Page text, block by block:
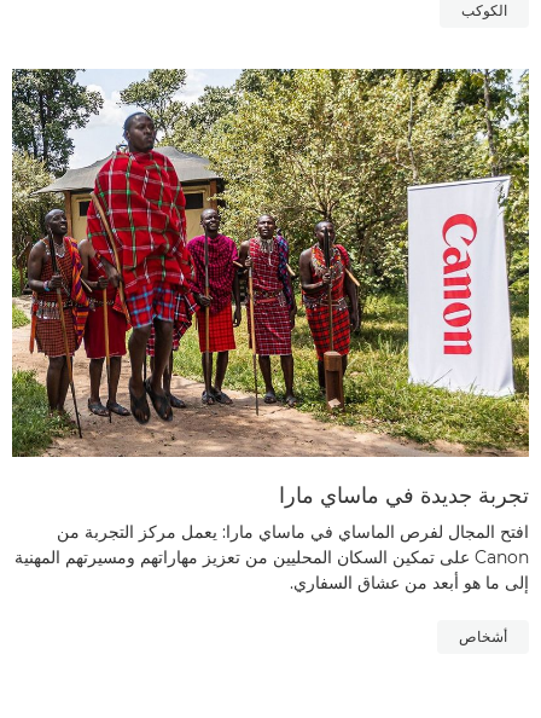
الكوكب
تجربة جديدة في ماساي مارا
افتح المجال لفرص الماساي في ماساي مارا: يعمل مركز التجربة من
Canon على تمكين السكان المحليين من تعزيز مهاراتهم ومسيرتهم المهنية
إلى ما هو أبعد من عشاق السفاري.
أشخاص